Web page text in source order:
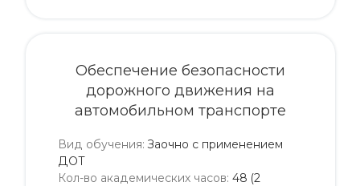
Обеспечение безопасности
дорожного движения на
автомобильном транспорте
Вид обучения: Заочно с применением
ДОТ
Кол-во академических часов: 48 (2